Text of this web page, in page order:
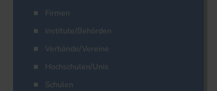
Firmen
Institute/Behörden
Verbände/Vereine
Hochschulen/Unis
Schulen